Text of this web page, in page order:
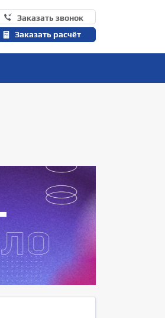
Заказать звонок
Заказать расчёт